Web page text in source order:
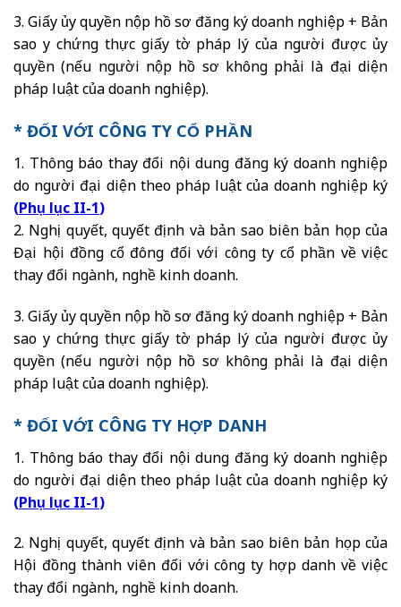
3. Giấy ủy quyền nộp hồ sơ đăng ký doanh nghiệp + Bản
sao y chứng thực giấy tờ pháp lý của người được ủy
quyền (nếu người nộp hồ sơ không phải là đại diện
pháp luật của doanh nghiệp).
* ĐỐI VỚI CÔNG TY CỔ PHẦN
1. Thông báo thay đổi nội dung đăng ký doanh nghiệp
do người đại diện theo pháp luật của doanh nghiệp ký
(Phụ lục II-1)
2. Nghị quyết, quyết định và bản sao biên bản họp của
Đại hội đồng cổ đông đối với công ty cổ phần về việc
thay đổi ngành, nghề kinh doanh.
3. Giấy ủy quyền nộp hồ sơ đăng ký doanh nghiệp + Bản
sao y chứng thực giấy tờ pháp lý của người được ủy
quyền (nếu người nộp hồ sơ không phải là đại diện
pháp luật của doanh nghiệp).
* ĐỐI VỚI CÔNG TY HỢP DANH
1. Thông báo thay đổi nội dung đăng ký doanh nghiệp
do người đại diện theo pháp luật của doanh nghiệp ký
(Phụ lục II-1)
2. Nghị quyết, quyết định và bản sao biên bản họp của
Hội đồng thành viên đối với công ty hợp danh về việc
thay đổi ngành, nghề kinh doanh.